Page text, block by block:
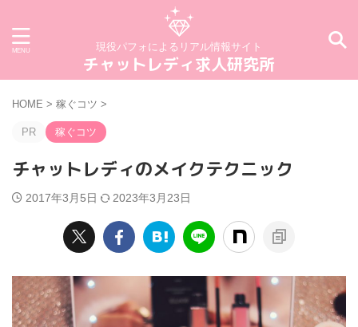
現役パフォによるリアル情報サイト
チャットレディ求人研究所
HOME > 稼ぐコツ >
PR 稼ぐコツ
チャットレディのメイクテクニック
2017年3月5日 2023年3月23日